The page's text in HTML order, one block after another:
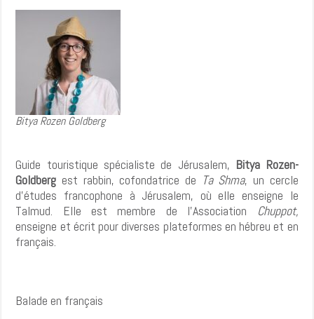
Bitya Rozen Goldberg
Guide touristique spécialiste de Jérusalem, Bitya Rozen-
Goldberg est rabbin, cofondatrice de Ta Shma, un cercle
d’études francophone à Jérusalem, où elle enseigne le
Talmud. Elle est membre de l’Association Chuppot,
enseigne et écrit pour diverses plateformes en hébreu et en
français.
Balade en français